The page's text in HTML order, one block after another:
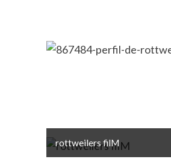
rottweilers filM